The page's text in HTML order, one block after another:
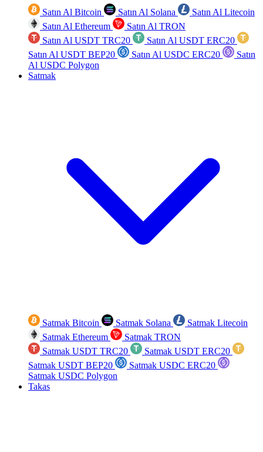
Satın Al Bitcoin Satın Al Solana
Satın Al Litecoin
Satın Al Ethereum
Satın Al TRON
Satın Al USDT TRC20
Satın Al USDT ERC20
Satın Al USDT BEP20
Satın Al USDC ERC20
Satın
Al USDC Polygon
Satmak
Satmak Bitcoin Satmak Solana
Satmak Litecoin
Satmak Ethereum
Satmak TRON
Satmak USDT TRC20
Satmak USDT ERC20
Satmak USDT BEP20
Satmak USDC ERC20
Satmak USDC Polygon
Takas